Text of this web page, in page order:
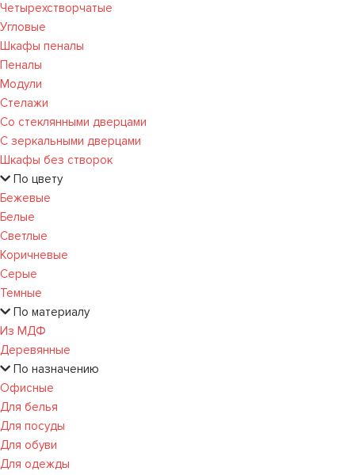
Четырехстворчатые
Угловые
Шкафы пеналы
Пеналы
Модули
Стелажи
Со стеклянными дверцами
С зеркальными дверцами
Шкафы без створок
По цвету
Бежевые
Белые
Светлые
Коричневые
Серые
Темные
По материалу
Из МДФ
Деревянные
По назначению
Офисные
Для белья
Для посуды
Для обуви
Для одежды